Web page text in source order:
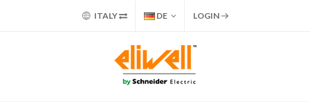
ITALY DE LOGIN